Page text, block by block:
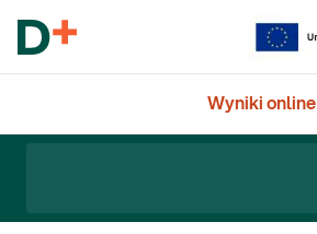
Wyniki online